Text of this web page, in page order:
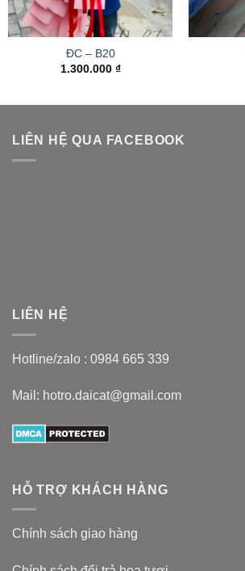
ĐC – B20
1.300.000 ₫
LIÊN HỆ QUA FACEBOOK
LIÊN HỆ
Hotline/zalo : 0984 665 339
Mail: hotro.daicat@gmail.com
HỖ TRỢ KHÁCH HÀNG
Chính sách giao hàng